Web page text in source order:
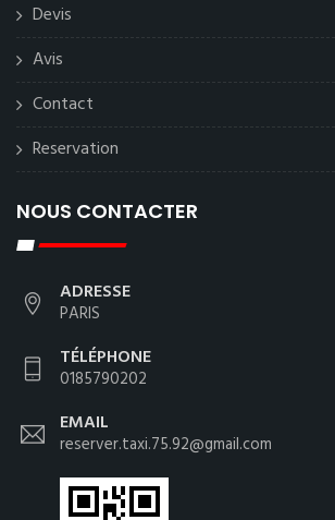
Devis
Avis
Contact
Reservation
NOUS CONTACTER
ADRESSE
PARIS
TÉLÉPHONE
0185790202
EMAIL
reserver.taxi.75.92@gmail.com